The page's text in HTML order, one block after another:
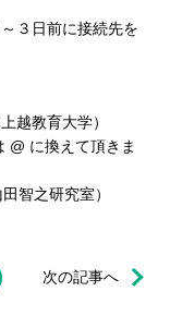
３日前に接続先を
教育大学）
に換えて頂きま
之研究室）
次の記事へ